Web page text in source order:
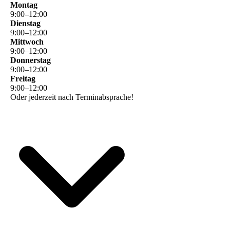
Montag
9:00–12:00
Dienstag
9:00–12:00
Mittwoch
9:00–12:00
Donnerstag
9:00–12:00
Freitag
9:00–12:00
Oder jederzeit nach Terminabsprache!